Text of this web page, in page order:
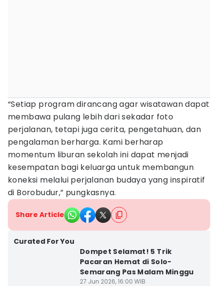
“Setiap program dirancang agar wisatawan dapat
membawa pulang lebih dari sekadar foto
perjalanan, tetapi juga cerita, pengetahuan, dan
pengalaman berharga. Kami berharap
momentum liburan sekolah ini dapat menjadi
kesempatan bagi keluarga untuk membangun
koneksi melalui perjalanan budaya yang inspiratif
di Borobudur,” pungkasnya.
Share Article
Curated For You
Dompet Selamat! 5 Trik
Pacaran Hemat di Solo-
Semarang Pas Malam Minggu
27 Jun 2026, 16:00 WIB